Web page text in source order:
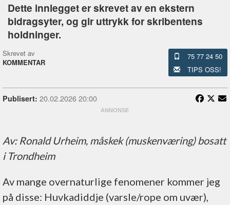
Dette innlegget er skrevet av en ekstern
bidragsyter, og gir uttrykk for skribentens
holdninger.
Skrevet av
KOMMENTAR
75 77 24 50
TIPS OSS!
Publisert: 20.02.2026 20:00
Av: Ronald Urheim, måskek (muskenværing) bosatt
i Trondheim
Av mange overnaturlige fenomener kommer jeg
på disse: Huvkadiddje (varsle/rope om uvær),